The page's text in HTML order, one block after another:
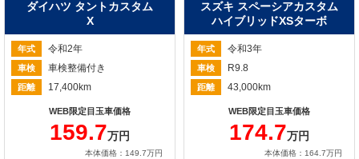
ダイハツ タントカスタム
X
年式 令和2年
車検 車検整備付き
距離 17,400km
WEB限定目玉車価格
159.7万円
本体価格：149.7万円
スズキ スペーシアカスタム
ハイブリッドXSターボ
年式 令和3年
車検 R9.8
距離 43,000km
WEB限定目玉車価格
174.7万円
本体価格：164.7万円